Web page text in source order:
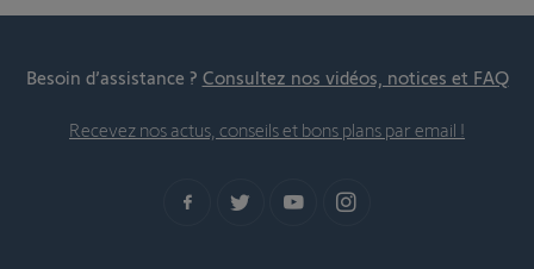
Besoin d’assistance ? Consultez nos vidéos, notices et FAQ
Recevez nos actus, conseils et bons plans par email !